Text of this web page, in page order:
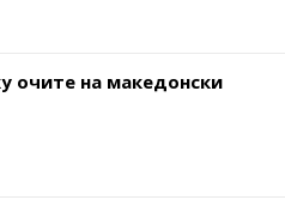
очите на македонски